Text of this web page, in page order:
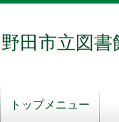
野田市立図書
トップメニュー